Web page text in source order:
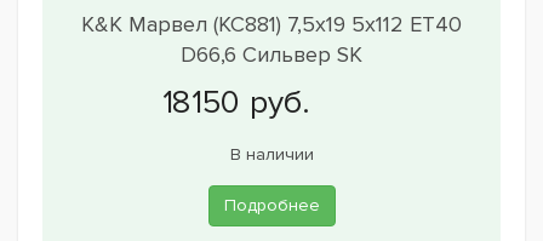
K&K Марвел (КС881) 7,5x19 5x112 ET40
D66,6 Сильвер SK
В наличии
Подробнее